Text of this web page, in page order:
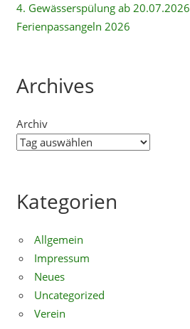
4. Gewässerspülung ab 20.07.2026
Ferienpassangeln 2026
Archives
Archiv
Kategorien
Allgemein
Impressum
Neues
Uncategorized
Verein